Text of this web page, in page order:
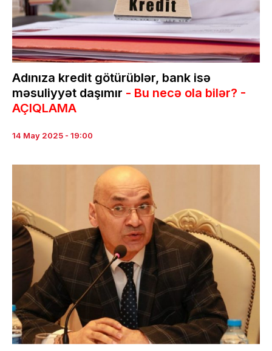
Adınıza kredit götürüblər, bank isə
məsuliyyət daşımır - Bu necə ola bilər? -
AÇIQLAMA
14 May 2025 - 19:00